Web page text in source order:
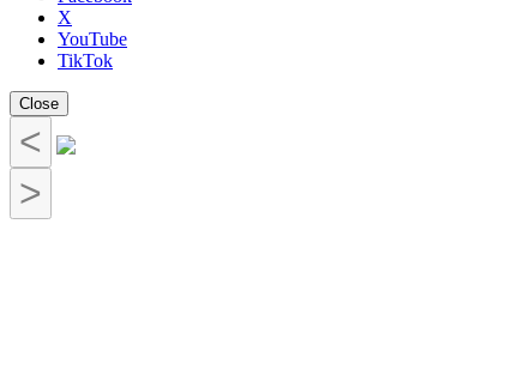
X
YouTube
TikTok
Close
<
>